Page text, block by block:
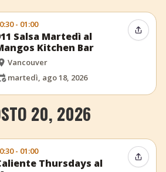
- 01:00
Salsa Martedì al
Kitchen Bar
Vancouver
martedì, ago 18, 2026
20, 2026
- 01:00
Thursdays al